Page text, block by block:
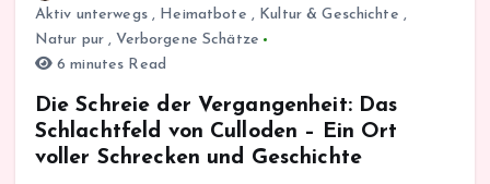
Aktiv unterwegs, Heimatbote , Kultur & Geschichte ,
Natur pur, Verborgene Schätze
6 minutes Read
Die Schreie der Vergangenheit: Das
Schlachtfeld von Culloden – Ein Ort
voller Schrecken und Geschichte